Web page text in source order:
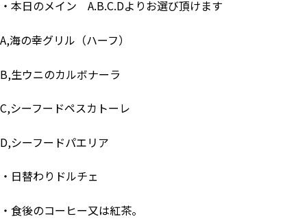
・本日のメイン A.B.C.Dよりお選び頂けます
A,海の幸グリル（ハーフ）
B,生ウニのカルボナーラ
C,シーフードペスカトーレ
D,シーフードパエリア
・日替わりドルチェ
・食後のコーヒー又は紅茶。